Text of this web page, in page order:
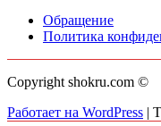
Обращение
Политика
Copyright shokru.com ©
Работает на WordPress |